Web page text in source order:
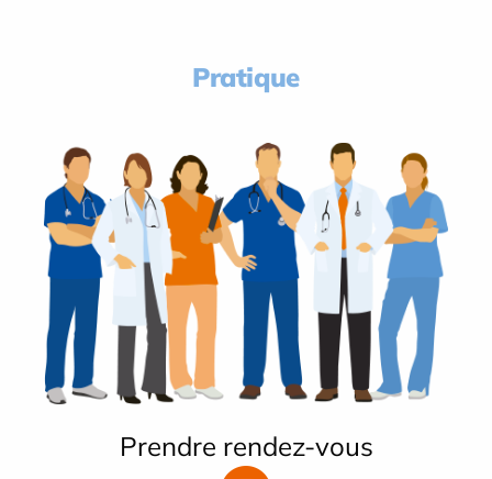
Pratique
Prendre rendez-vous